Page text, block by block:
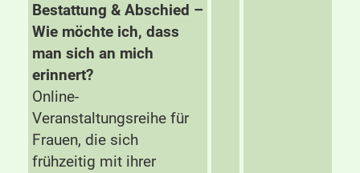
Bestattung & Abschied –
Wie möchte ich, dass
man sich an mich
erinnert?
Online-
Veranstaltungsreihe für
Frauen, die sich
frühzeitig mit ihrer